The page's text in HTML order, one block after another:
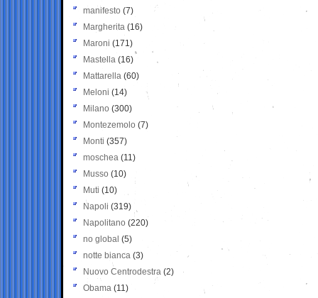
manifesto (7)
Margherita (16)
Maroni (171)
Mastella (16)
Mattarella (60)
Meloni (14)
Milano (300)
Montezemolo (7)
Monti (357)
moschea (11)
Musso (10)
Muti (10)
Napoli (319)
Napolitano (220)
no global (5)
notte bianca (3)
Nuovo Centrodestra (2)
Obama (11)